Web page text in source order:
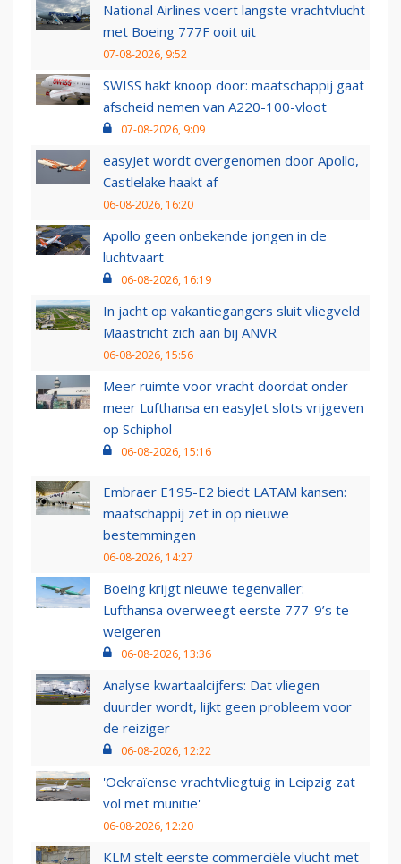
National Airlines voert langste vrachtvlucht
met Boeing 777F ooit uit
07-08-2026, 9:52
SWISS hakt knoop door: maatschappij gaat
afscheid nemen van A220-100-vloot
07-08-2026, 9:09
easyJet wordt overgenomen door Apollo,
Castlelake haakt af
06-08-2026, 16:20
Apollo geen onbekende jongen in de
luchtvaart
06-08-2026, 16:19
In jacht op vakantiegangers sluit vliegveld
Maastricht zich aan bij ANVR
06-08-2026, 15:56
Meer ruimte voor vracht doordat onder
meer Lufthansa en easyJet slots vrijgeven
op Schiphol
06-08-2026, 15:16
Embraer E195-E2 biedt LATAM kansen:
maatschappij zet in op nieuwe
bestemmingen
06-08-2026, 14:27
Boeing krijgt nieuwe tegenvaller:
Lufthansa overweegt eerste 777-9’s te
weigeren
06-08-2026, 13:36
Analyse kwartaalcijfers: Dat vliegen
duurder wordt, lijkt geen probleem voor
de reiziger
06-08-2026, 12:22
'Oekraïense vrachtvliegtuig in Leipzig zat
vol met munitie'
06-08-2026, 12:20
KLM stelt eerste commerciële vlucht met